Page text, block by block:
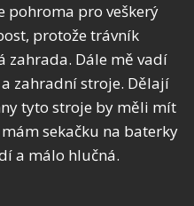
pohroma pro veškerý
protože trávník
zahrada. Dále mě vadí
zahradní stroje. Dělají
tyto stroje by měli mít
sekačku na baterky
a málo hlučná.